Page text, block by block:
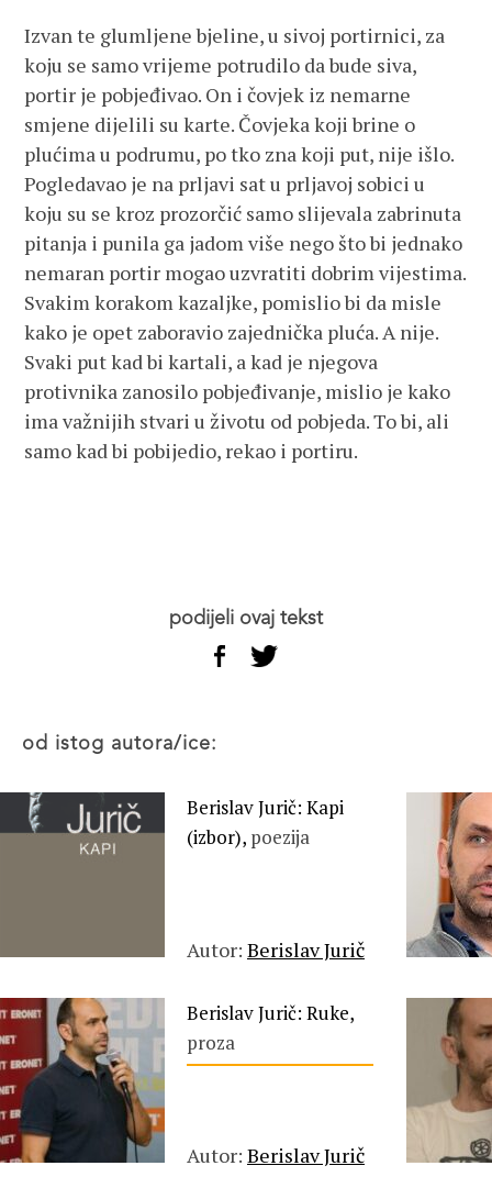
Izvan te glumljene bjeline, u sivoj portirnici, za
koju se samo vrijeme potrudilo da bude siva,
portir je pobjeđivao. On i čovjek iz nemarne
smjene dijelili su karte. Čovjeka koji brine o
plućima u podrumu, po tko zna koji put, nije išlo.
Pogledavao je na prljavi sat u prljavoj sobici u
koju su se kroz prozorčić samo slijevala zabrinuta
pitanja i punila ga jadom više nego što bi jednako
nemaran portir mogao uzvratiti dobrim vijestima.
Svakim korakom kazaljke, pomislio bi da misle
kako je opet zaboravio zajednička pluća. A nije.
Svaki put kad bi kartali, a kad je njegova
protivnika zanosilo pobjeđivanje, mislio je kako
ima važnijih stvari u životu od pobjeda. To bi, ali
samo kad bi pobijedio, rekao i portiru.
podijeli ovaj tekst
od istog autora/ice:
Berislav Jurič: Kapi
(izbor), poezija
Autor: Berislav Jurič
Berislav Jurič: Ruke,
proza
Autor: Berislav Jurič